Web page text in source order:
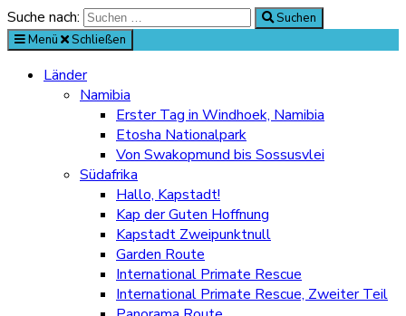
Suche nach:
Suchen
Menü
Schließen
Länder
Namibia
Erster Tag in Windhoek, Namibia
Etosha Nationalpark
Von Swakopmund bis Sossusvlei
Südafrika
Hallo, Kapstadt!
Kap der Guten Hoffnung
Kapstadt Zweipunktnull
Garden Route
International Primate Rescue
International Primate Rescue, Zweiter Teil